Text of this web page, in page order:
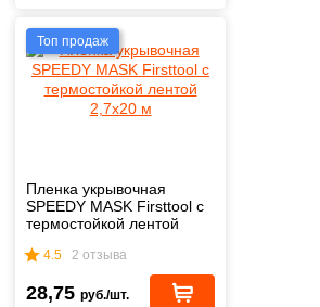
Топ продаж
Пленка укрывочная
SPEEDY MASK Firsttool с
термостойкой лентой
4.5 2 отзыва
28,75 руб./шт.